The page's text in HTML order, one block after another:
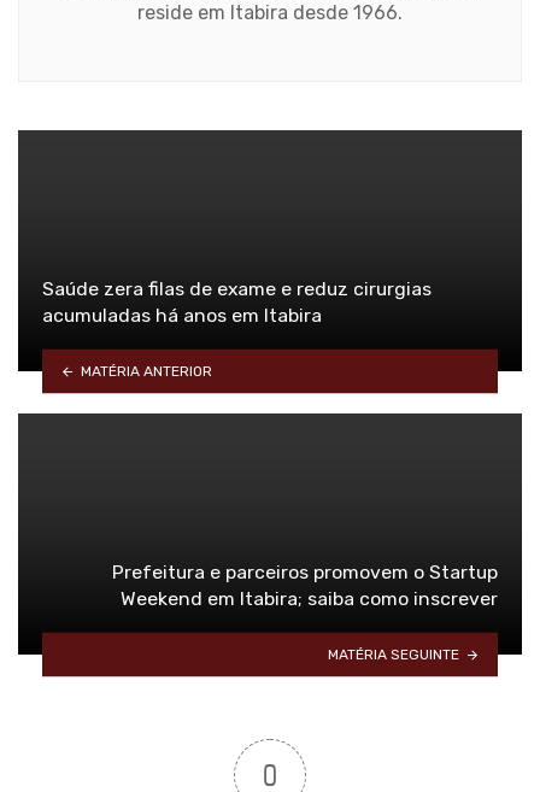
reside em Itabira desde 1966.
Saúde zera filas de exame e reduz cirurgias
acumuladas há anos em Itabira
MATÉRIA ANTERIOR
Prefeitura e parceiros promovem o Startup
Weekend em Itabira; saiba como inscrever
MATÉRIA SEGUINTE
0